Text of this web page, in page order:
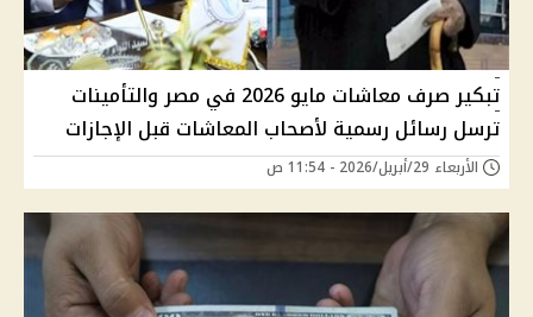
تبكير صرف معاشات مايو 2026 في مصر والتأمينات
ترسل رسائل رسمية لأصحاب المعاشات قبل الإجازات
الأربعاء 29/أبريل/2026 - 11:54 ص